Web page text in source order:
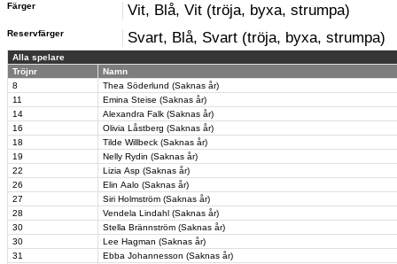
Färger Vit, Blå, Vit (tröja, byxa, strumpa)
Reservfärger Svart, Blå, Svart (tröja, byxa, strumpa)
Alla spelare
Tröjnr
Namn
8
Thea Söderlund (Saknas år)
11
Emina Steise (Saknas år)
14
Alexandra Falk (Saknas år)
16
Olivia Låstberg (Saknas år)
18
Tilde Willbeck (Saknas år)
19
Nelly Rydin (Saknas år)
22
Lizia Asp (Saknas år)
26
Elin Aalo (Saknas år)
27
Siri Holmström (Saknas år)
28
Vendela Lindahl (Saknas år)
30
Stella Brännström (Saknas år)
30
Lee Hagman (Saknas år)
31
Ebba Johannesson (Saknas år)